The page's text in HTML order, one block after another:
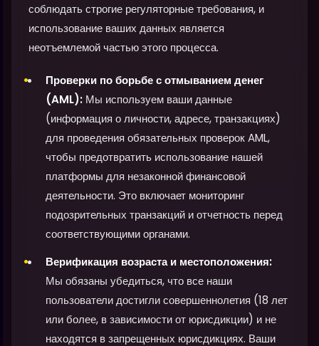
соблюдать строгие регуляторные требования, и
использование ваших данных является
неотъемлемой частью этого процесса.
Проверки по борьбе с отмыванием денег
(AML): Мы используем ваши данные
(информация о личности, адресе, транзакциях)
для проведения обязательных проверок AML,
чтобы предотвратить использование нашей
платформы для незаконной финансовой
деятельности. Это включает мониторинг
подозрительных транзакций и отчетность перед
соответствующими органами.
Верификация возраста и местоположения:
Мы обязаны убедиться, что все наши
пользователи достигли совершеннолетия (18 лет
или более, в зависимости от юрисдикции) и не
находятся в запрещенных юрисдикциях. Ваши